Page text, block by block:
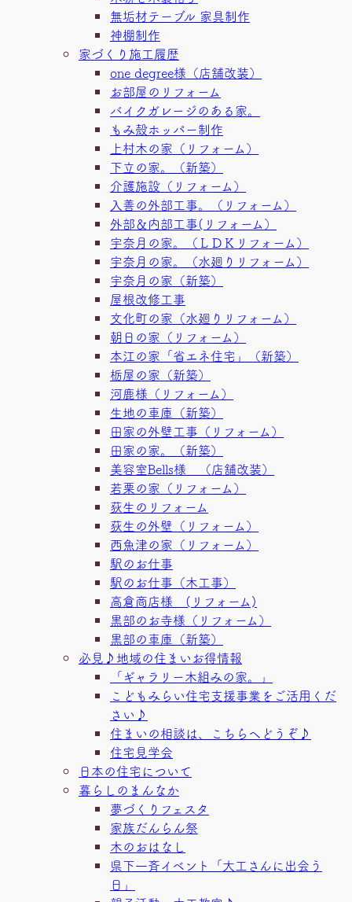
無垢材テーブル 家具制作
神棚制作
家づくり施工履歴
one degree様（店舗改装）
お部屋のリフォーム
バイクガレージのある家。
もみ殻ホッパー制作
上村木の家（リフォーム）
下立の家。（新築）
介護施設（リフォーム）
入善の外部工事。（リフォーム）
外部＆内部工事(リフォーム）
宇奈月の家。（ＬＤＫリフォーム）
宇奈月の家。（水廻りリフォーム）
宇奈月の家（新築）
屋根改修工事
文化町の家（水廻りリフォーム）
朝日の家（リフォーム）
本江の家「省エネ住宅」（新築）
栃屋の家（新築）
河鹿様（リフォーム）
生地の車庫（新築）
田家の外壁工事（リフォーム）
田家の家。（新築）
美容室Bells様 （店舗改装）
若栗の家（リフォーム）
荻生のリフォーム
荻生の外壁（リフォーム）
西魚津の家（リフォーム）
駅のお仕事
駅のお仕事（木工事）
高倉商店様 (リフォーム)
黒部のお寺様（リフォーム）
黒部の車庫（新築）
必見♪地域の住まいお得情報
「ギャラリー木組みの家。」
こどもみらい住宅支援事業をご活用くだ
さい♪
住まいの相談は、こちらへどうぞ♪
住宅見学会
日本の住宅について
暮らしのまんなか
夢づくりフェスタ
家族だんらん祭
木のおはなし
県下一斉イベント「大工さんに出会う
日」